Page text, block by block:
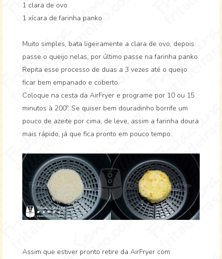
1 clara de ovo
1 xícara de farinha panko
Muito simples, bata ligeiramente a clara de ovo, depois
passe o queijo nelas, por último passe na farinha panko.
Repita esse processo de duas a 3 vezes até o queijo
ficar bem empanado e coberto.
Coloque na cesta da AirFryer e programe por 10 ou 15
minutos à 200º. Se quiser bem douradinho borrife um
pouco de azeite por cima, de leve, assim a farinha doura
mais rápido, já que fica pronto em pouco tempo.
Assim que estiver pronto retire da AirFryer com